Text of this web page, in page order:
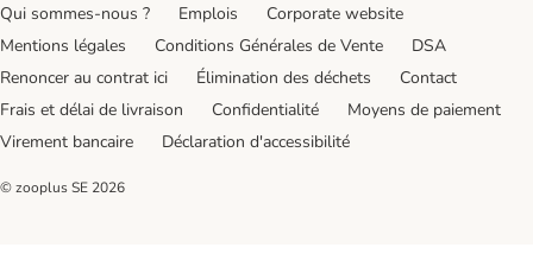
Qui sommes-nous ? Emplois
Corporate website
Mentions légales
Conditions Générales de Vente
DSA
Renoncer au contrat ici
Élimination des déchets
Contact
Frais et délai de livraison
Confidentialité
Moyens de paiement
Virement bancaire
Déclaration d'accessibilité
© zooplus SE 2026